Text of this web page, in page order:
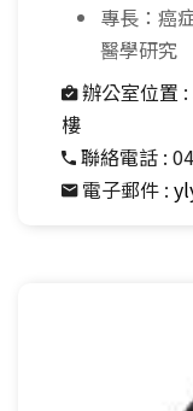
專長：癌
醫學研究
辦公室位置 :
樓
聯絡電話 :
電子郵件 :